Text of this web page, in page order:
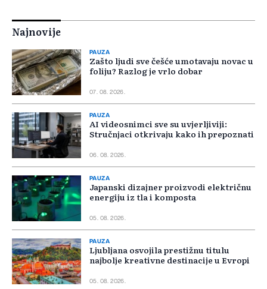
Najnovije
PAUZA
Zašto ljudi sve češće umotavaju novac u
foliju? Razlog je vrlo dobar
07. 08. 2026.
PAUZA
AI videosnimci sve su uvjerljiviji:
Stručnjaci otkrivaju kako ih prepoznati
06. 08. 2026.
PAUZA
Japanski dizajner proizvodi električnu
energiju iz tla i komposta
05. 08. 2026.
PAUZA
Ljubljana osvojila prestižnu titulu
najbolje kreativne destinacije u Evropi
05. 08. 2026.